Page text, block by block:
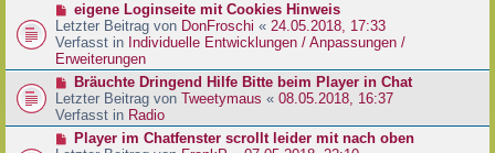
r
a
g
r
B
e
i
r
a
g
N
e
u
e
r
B
e
i
eigene Loginseite mit Cookies Hinweis
Letzter Beitrag von DonFroschi « 24.05.2018, 17:33
Verfasst in Individuelle Entwicklungen / Anpassungen /
Erweiterungen
N
e
u
e
r
Bräuchte Dringend Hilfe Bitte beim Player in Chat
Letzter Beitrag von Tweetymaus « 08.05.2018, 16:37
Verfasst in Radio
NPlayer im Chatfenster scrollt leider mit nach oben